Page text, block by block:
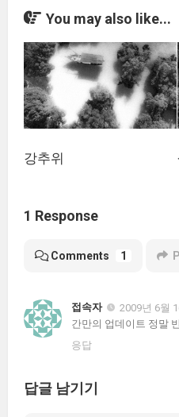
You may also like...
강추위
1 Response
Comments 1
접속자
2009년 6월
간만의 업데이트 정말
응답
답글 남기기